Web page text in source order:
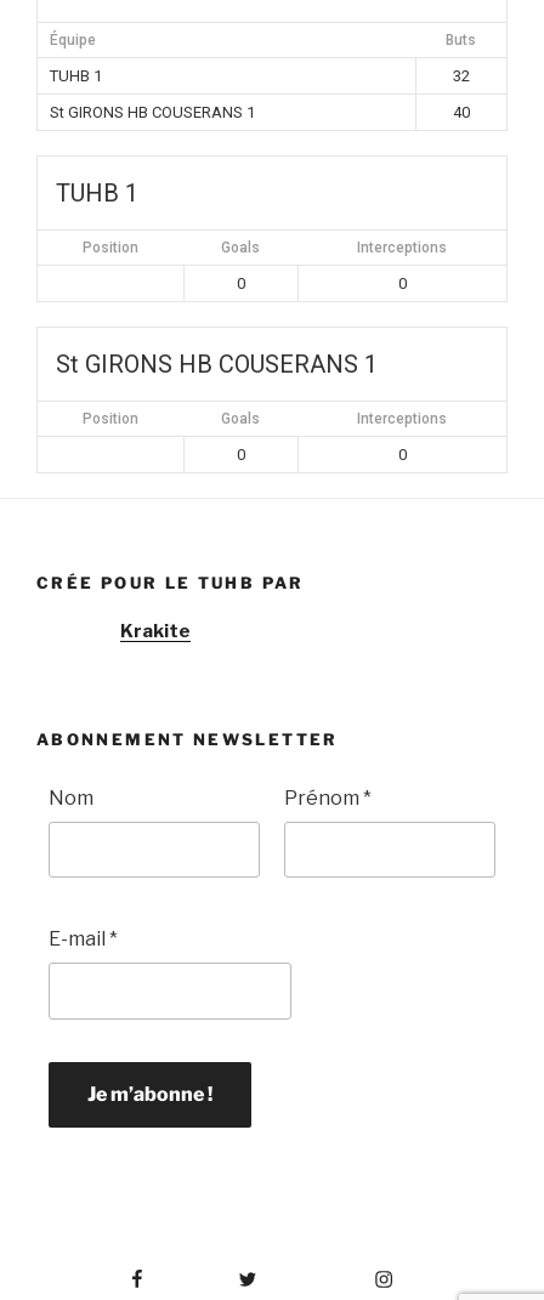
Équipe Buts
TUHB 1
32
St GIRONS HB COUSERANS 1
40
TUHB 1
Position Goals Interceptions
0 0
St GIRONS HB COUSERANS 1
Position Goals Interceptions
0 0
CRÉE POUR LE TUHB PAR
Krakite
ABONNEMENT NEWSLETTER
Nom Prénom *
E-mail *